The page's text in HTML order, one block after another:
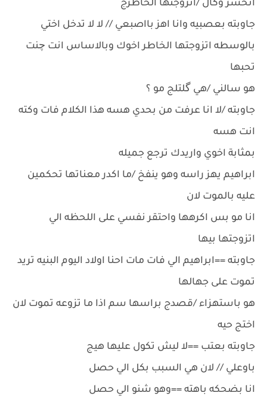
اتحسر وكال /اتزوجتها الخاطرج
جاوبته بعصبيه وانا اهز بااصبعي // لا لا تدخل اختي
بالوسطه اتزوجتها الخاطر اخوك وبالاساس انت چنت
تحبها
هو سالني /هي گلتلج مو ؟
جاوبته /لا انا عرفت من بحدي هسه هذا الكلام فات وكته
انت هسه
بمثابة اخوي واريدك ترجع جميله
ابراهيم يهز راسه وهو ينفخ /ما اكدر معناتها تحكمين
عليه بالموت لان
انا مو بس اكرهها واحتقر نفسي على اللحظه الي
اتزوجتها بيها
جاوبته ==ابراهيم الي فات مات احنا اولاد اليوم البنيه تريد
تموت على جهالها
هو باستهزاء /قصدج براسها سم اذا ما تزوعه تموت لان
اختج حيه
جاوبته بعتب ==لا ليش تكول عليها هيج
باوعلي // لان هي السبب بكل الي حصل
انا بضحكه باهته ==وهو شنو الي حصل